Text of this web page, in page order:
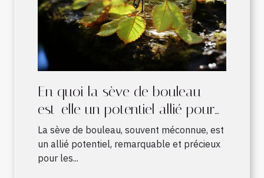
En quoi la sève de bouleau
est-elle un potentiel allié pour
les sportifs ?
La sève de bouleau, souvent méconnue, est
un allié potentiel, remarquable et précieux
pour les...